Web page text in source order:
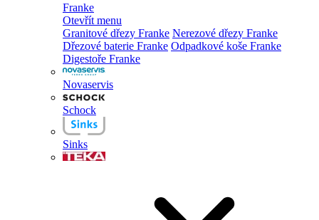
Franke
Otevřít menu
Granitové dřezy Franke Nerezové dřezy Franke
Dřezové baterie Franke Odpadkové koše Franke
Digestoře Franke
Novaservis
Schock
Sinks